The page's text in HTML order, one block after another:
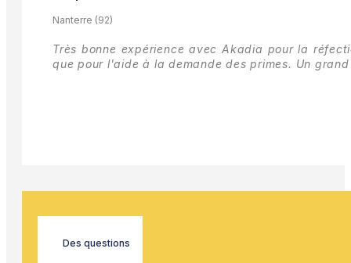
Nanterre (92)
Très bonne expérience avec Akadia pour la
que pour l'aide à la demande des primes. Un
Des questions